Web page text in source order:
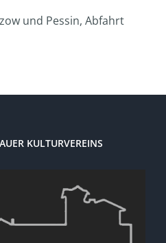
und Pessin, Abfahrt
KULTURVEREINS